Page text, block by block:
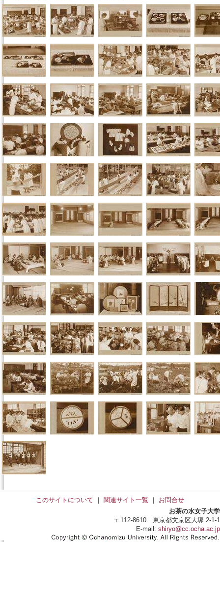
このサイトについて ｜ 関連サイト一覧 ｜ お問合せ
お茶の水女子大学
〒112-8610 東京都文京区大塚 2-1-1
E-mail: shiryo@cc.ocha.ac.jp